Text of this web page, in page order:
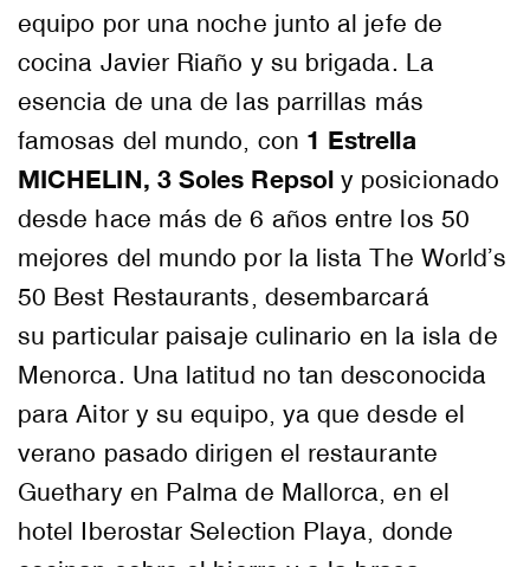
equipo por una noche junto al jefe de
cocina Javier Riaño y su brigada. La
esencia de una de las parrillas más
famosas del mundo, con 1 Estrella
MICHELIN, 3 Soles Repsoly posicionado
desde hace más de 6 años entre los 50
mejores del mundo por la lista The World’s
50 Best Restaurants, desembarcará
su particular paisaje culinario en la isla de
Menorca. Una latitud no tan desconocida
para Aitor y su equipo, ya que desde el
verano pasado dirigen el restaurante
Guethary en Palma de Mallorca, en el
hotel Iberostar Selection Playa, donde